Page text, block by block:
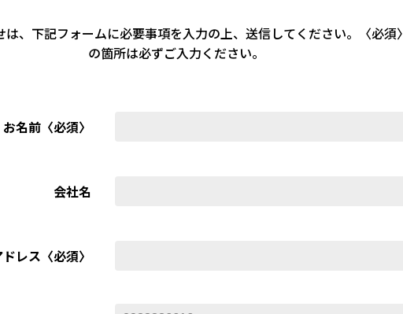
は、下記フォームに必要事項を入力の上、送信してください。〈必須〉
の箇所は必ずご入力ください。
お名前〈必須〉
会社名
レス〈必須〉